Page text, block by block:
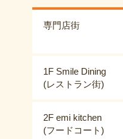
専門店街
1F Smile Dining
(レストラン街)
2F emi kitchen
(フードコート)